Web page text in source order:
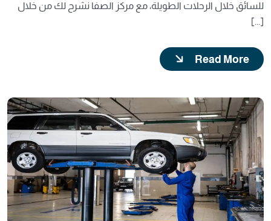
للسائق خلال الرحلات الطويلة، مع مركز الصفا نشرح لك من خلال
[...]
Read More